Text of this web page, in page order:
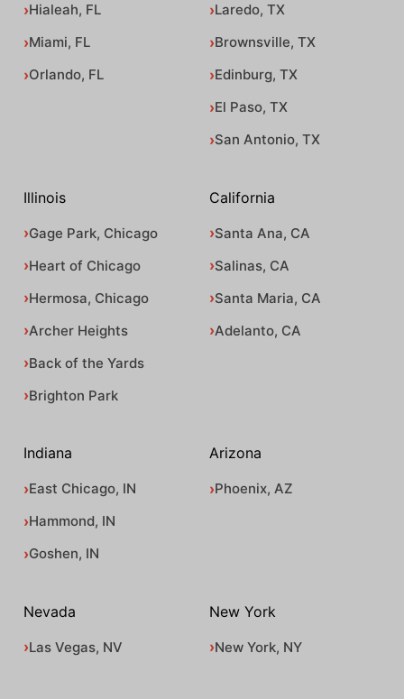
Hialeah, FL
Miami, FL
Orlando, FL
Laredo, TX
Brownsville, TX
Edinburg, TX
El Paso, TX
San Antonio, TX
Illinois
Gage Park, Chicago
Heart of Chicago
Hermosa, Chicago
Archer Heights
Back of the Yards
Brighton Park
California
Santa Ana, CA
Salinas, CA
Santa Maria, CA
Adelanto, CA
Indiana
East Chicago, IN
Hammond, IN
Goshen, IN
Arizona
Phoenix, AZ
Nevada
Las Vegas, NV
New York
New York, NY